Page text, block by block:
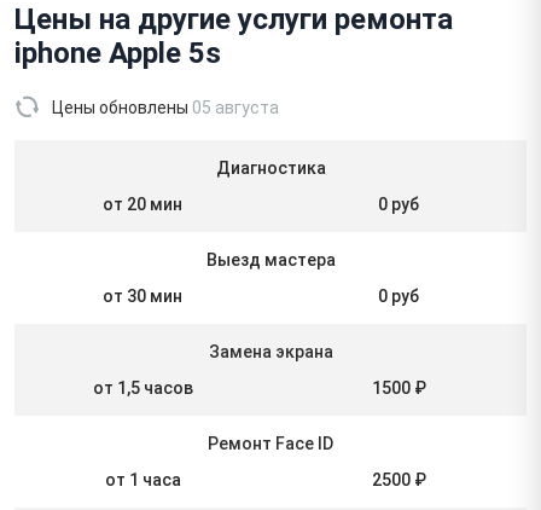
Цены на другие услуги ремонта
iphone Apple 5s
Цены обновлены 05 августа
Диагностика
от 20 мин
0 руб
Выезд мастера
от 30 мин
0 руб
Замена экрана
от 1,5 часов
1500 ₽
Ремонт Face ID
от 1 часа
2500 ₽